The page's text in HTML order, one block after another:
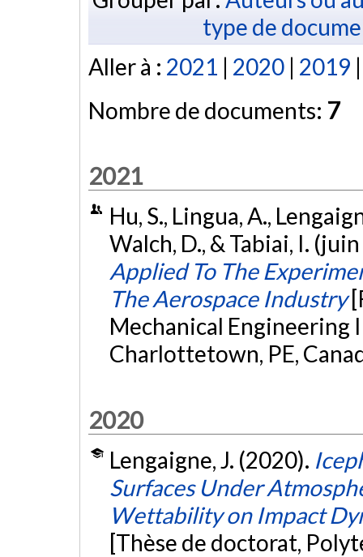
type de
Aller à : 2021 | 2020 | 2019
Nombre de documents: 7
2021
Hu, S., Lingua, A.,
Walch, D., & Tabiai, I.
Applied To The
The Aerospace Industry
Mechanical Engineering
Charlottetown, PE,
2020
Lengaigne, J. (2020).
Surfaces Under
Wettability on Impact
[Thèse de doctorat,